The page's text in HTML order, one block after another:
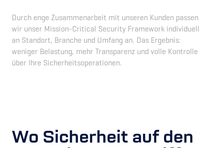
Durch enge Zusammenarbeit mit unseren Kunden passen
wir unser Mission-Critical Security Framework individuell
an Standort, Branche und Umfang an. Das Ergebnis:
weniger Belastung, mehr Transparenz und volle Kontrolle
über Ihre Sicherheitsoperationen.
Wo Sicherheit auf den